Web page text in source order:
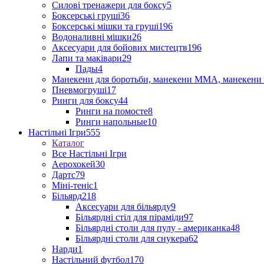
Силові тренажери для боксу5
Боксерські груші36
Боксерські мішки та груші196
Водоналивні мішки26
Аксесуари для бойових мистецтв196
Лапи та маківари29
Пады4
Манекени для боротьби, манекени ММА, манекени
Пневмогруші17
Ринги для боксу44
Ринги на помосте8
Ринги напольные10
Настільні Ігри555
Каталог
Все Настільні Ігри
Аерохокей30
Дартс79
Міні-теніс1
Більярд218
Аксесуари для більярду9
Більярдні стіл для піраміди97
Більярдні столи для пулу - американка48
Більярдні столи для снукера62
Нарди1
Настільний футбол170